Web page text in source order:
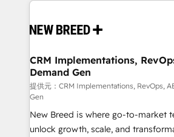
革を、構想から実装・定着までPMO
の統合・浸透・変革管理を実行します。 ▸ CMS戦
計・構築：リード獲得・CVR・SEO
計・導線設計・テンプレート設計を
提供。 ▸ 既存CRM・MAからの移行支
Marketo・Pardot等からの移行、カ
データ移行と活用設計まで。 ▸ AEO
and system integrations powered by
trainers to drive platform adoption. 📈 Revenue
Generation - Full-funnel marketing and high-
performance advertising via Point
Expert deployment of Breeze AI
to automate growth. 🏆 Elite Excellence - 8 platform
accreditations and deep HIPAA-
CRM Implementations,
Demand Gen
提供元：CRM Implementations, RevOps,
Gen
New Breed is where go-to-market
unlock growth, scale, and